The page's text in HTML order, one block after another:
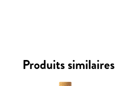
Produits similaires